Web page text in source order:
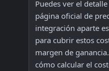
Puedes ver el
página oficial de
integración aparte
para cubrir estos
margen de
cómo calcular el